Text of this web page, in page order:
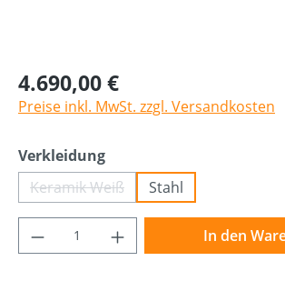
4.690,00 €
Preise inkl. MwSt. zzgl. Versandkosten
Verkleidungauswählen
Keramik Weiß(Diese Option ist zurzeit nicht
Stahl
Produkt Anzahl: Gib den
In den